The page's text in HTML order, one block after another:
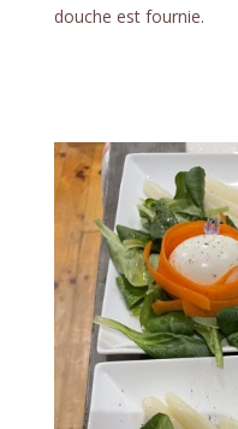
douche est fournie.